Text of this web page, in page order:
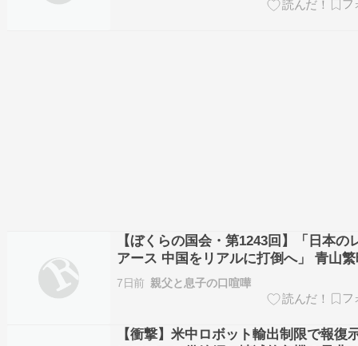
【ぼくらの国会・第1243回】「日本の
アース 中国をリアルに打倒へ」 青山
ャンネル
7日前 親父と息子の口喧嘩
【衝撃】米中ロボット輸出制限で報復